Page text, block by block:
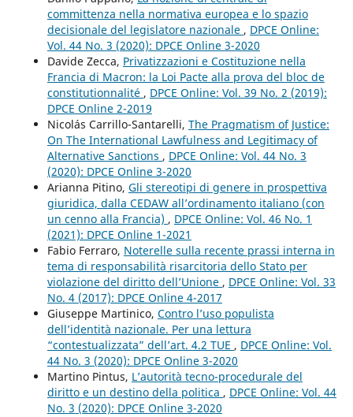
committenza nella normativa europea e lo spazio
decisionale del legislatore nazionale , DPCE Online:
Vol. 44 No. 3 (2020): DPCE Online 3-2020
Davide Zecca, Privatizzazioni e Costituzione nella
Francia di Macron: la Loi Pacte alla prova del bloc de
constitutionnalité , DPCE Online: Vol. 39 No. 2 (2019):
DPCE Online 2-2019
Nicolás Carrillo-Santarelli, The Pragmatism of Justice:
On The International Lawfulness and Legitimacy of
Alternative Sanctions , DPCE Online: Vol. 44 No. 3
(2020): DPCE Online 3-2020
Arianna Pitino, Gli stereotipi di genere in prospettiva
giuridica, dalla CEDAW all’ordinamento italiano (con
un cenno alla Francia) , DPCE Online: Vol. 46 No. 1
(2021): DPCE Online 1-2021
Fabio Ferraro, Noterelle sulla recente prassi interna in
tema di responsabilità risarcitoria dello Stato per
violazione del diritto dell’Unione , DPCE Online: Vol. 33
No. 4 (2017): DPCE Online 4-2017
Giuseppe Martinico, Contro l’uso populista
dell’identità nazionale. Per una lettura
“contestualizzata” dell’art. 4.2 TUE , DPCE Online: Vol.
44 No. 3 (2020): DPCE Online 3-2020
Martino Pintus, L’autorità tecno-procedurale del
diritto e un destino della politica , DPCE Online: Vol. 44
No. 3 (2020): DPCE Online 3-2020